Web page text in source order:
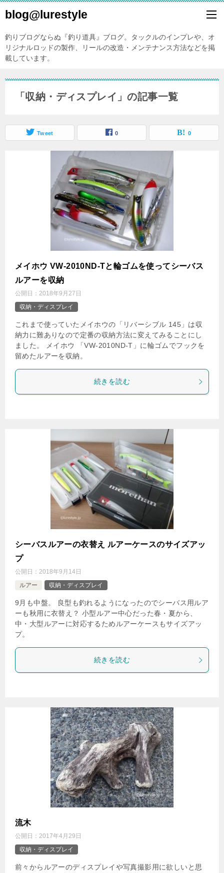
blog@lurestyle
釣りブログならぬ『釣り道具』ブログ。タックルのインプレや、オ
リジナルロッドの製作、リールの改造・メンテナンス方法などを掲
載しています。
「収納・ディスプレイ」の記事一覧
Tweet 0 0
メイホウ VW-2010ND-Tと輪ゴムを使ってシーバス
ルアーを収納
公開日： 2018年9月27日
収納・ディスプレイ
これまで使っていたメイホウの「リバーシブル 145」は収
納力に難ありなので定番の収納方法に変えてみることにし
ました。 メイホウ 「VW-2010ND-T」に輪ゴムでフックを
留めたルアーを収納。
続きを読む
シーバスルアーの衣替え ルアーケースのサイズアッ
プ
公開日： 2018年9月14日
ルアー
収納・ディスプレイ
9月も中盤。 良型も釣れるようになったのでシーバス用ルア
ーも秋用に衣替え？ 小型ルアー中心だった春・夏から、
中・大型ルアーに対応するためルアーケースもサイズアッ
プ。
続きを読む
流木
公開日： 2017年4月29日
収納・ディスプレイ
前々からルアーのディスプレイや写真撮影用に欲しいと思